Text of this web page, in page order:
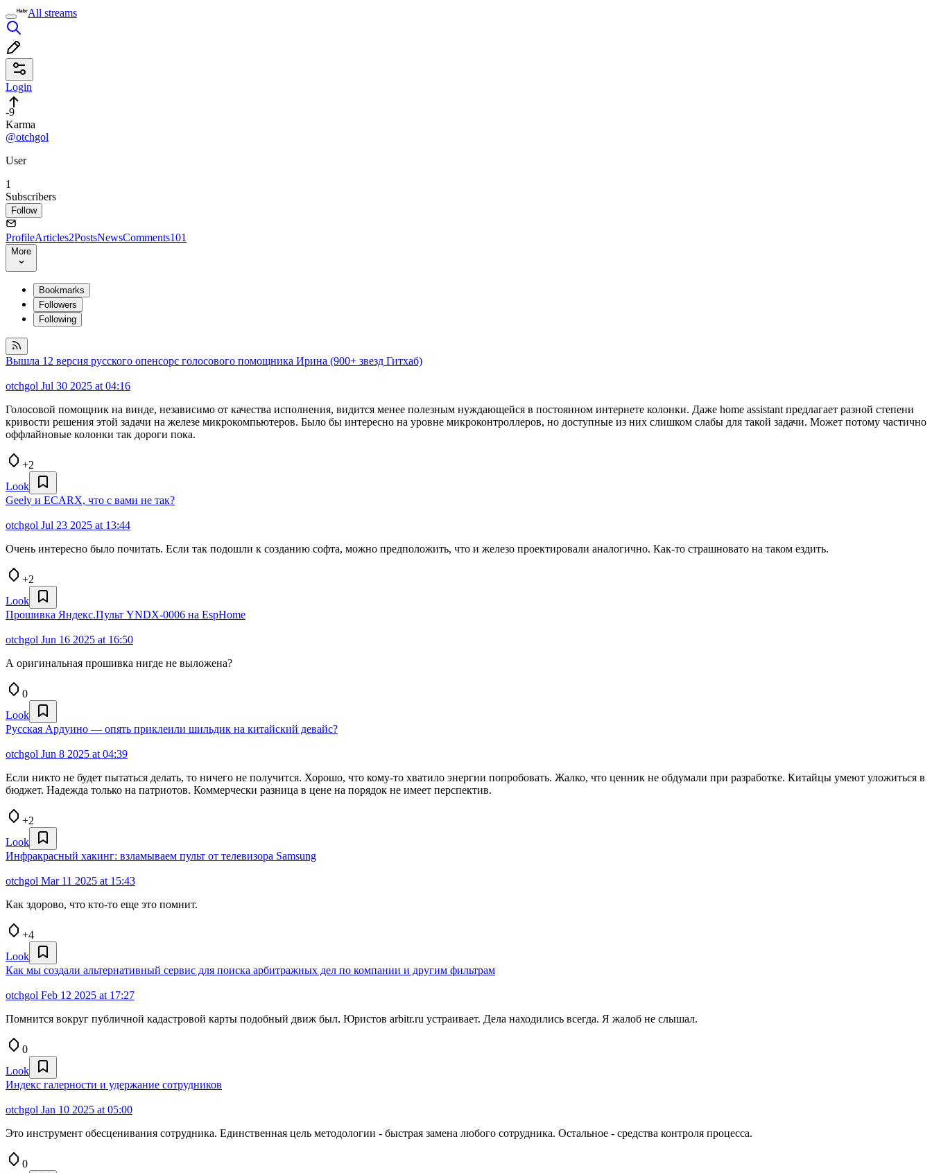
All streams
Login
-9
Karma
@otchgol
User
1
Subscribers
Follow
ProfileArticles2PostsNewsComments101
More
Bookmarks
Followers
Following
Вышла 12 версия русского опенсорс голосового помощника Ирина (900+ звезд Гитхаб)
otchgol Jul 30 2025 at 04:16
Голосовой помощник на винде, независимо от качества исполнения, видится менее полезным нуждающейся в постоянном интернете колонки. Даже home assistant предлагает разной степени
кривости решения этой задачи на железе микрокомпьютеров. Было бы интересно на уровне микроконтроллеров, но доступные из них слишком слабы для такой задачи. Может потому частично
оффлайновые колонки так дороги пока.
+2
Look
Geely и ECARX, что с вами не так?
otchgol Jul 23 2025 at 13:44
Очень интересно было почитать. Если так подошли к созданию софта, можно предположить, что и железо проектировали аналогично. Как-то страшновато на таком ездить.
+2
Look
Прошивка Яндекс.Пульт YNDX-0006 на EspHome
otchgol Jun 16 2025 at 16:50
А оригинальная прошивка нигде не выложена?
0
Look
Русская Ардуино — опять приклеили шильдик на китайский девайс?
otchgol Jun 8 2025 at 04:39
Если никто не будет пытаться делать, то ничего не получится. Хорошо, что кому-то хватило энергии попробовать. Жалко, что ценник не обдумали при разработке. Китайцы умеют уложиться в
бюджет. Надежда только на патриотов. Коммерчески разница в цене на порядок не имеет перспектив.
+2
Look
Инфракрасный хакинг: взламываем пульт от телевизора Samsung
otchgol Mar 11 2025 at 15:43
Как здорово, что кто-то еще это помнит.
+4
Look
Как мы создали альтернативный сервис для поиска арбитражных дел по компании и другим фильтрам
otchgol Feb 12 2025 at 17:27
Помнится вокруг публичной кадастровой карты подобный движ был. Юристов arbitr.ru устраивает. Дела находились всегда. Я жалоб не слышал.
0
Look
Индекс галерности и удержание сотрудников
otchgol Jan 10 2025 at 05:00
Это инструмент обесценивания сотрудника. Единственная цель методологии - быстрая замена любого сотрудника. Остальное - средства контроля процесса.
0